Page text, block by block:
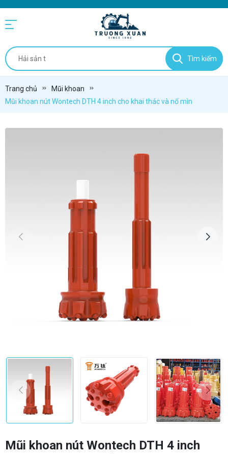
Tìm kiếm
Trang chủ
Mũi khoan
Mũi khoan nút Wontech DTH 4 inch cho khai thác và nổ mìn
Mũi khoan nút Wontech DTH 4 inch